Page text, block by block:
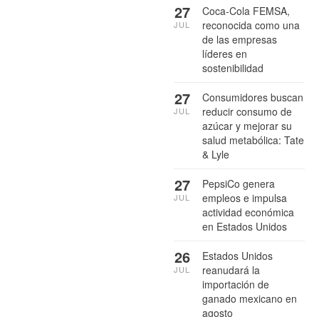
Coca-Cola FEMSA,
reconocida como una
de las empresas
líderes en
sostenibilidad
27
JUL
Consumidores buscan
reducir consumo de
azúcar y mejorar su
salud metabólica: Tate
& Lyle
27
JUL
PepsiCo genera
empleos e impulsa
actividad económica
en Estados Unidos
27
JUL
Estados Unidos
reanudará la
importación de
ganado mexicano en
agosto
26
JUL